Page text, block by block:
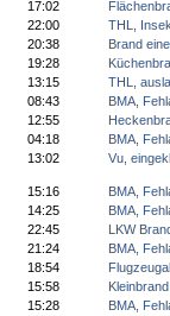
17:02
22:00
THL,
20:38
Brand
19:28
13:15
THL,
08:43
BMA,
12:55
04:18
BMA,
13:02 Vu,
15:16
BMA,
14:25
BMA,
22:45
LKW
21:24
BMA,
18:54
15:58
Kleinbrand
15:28
BMA,